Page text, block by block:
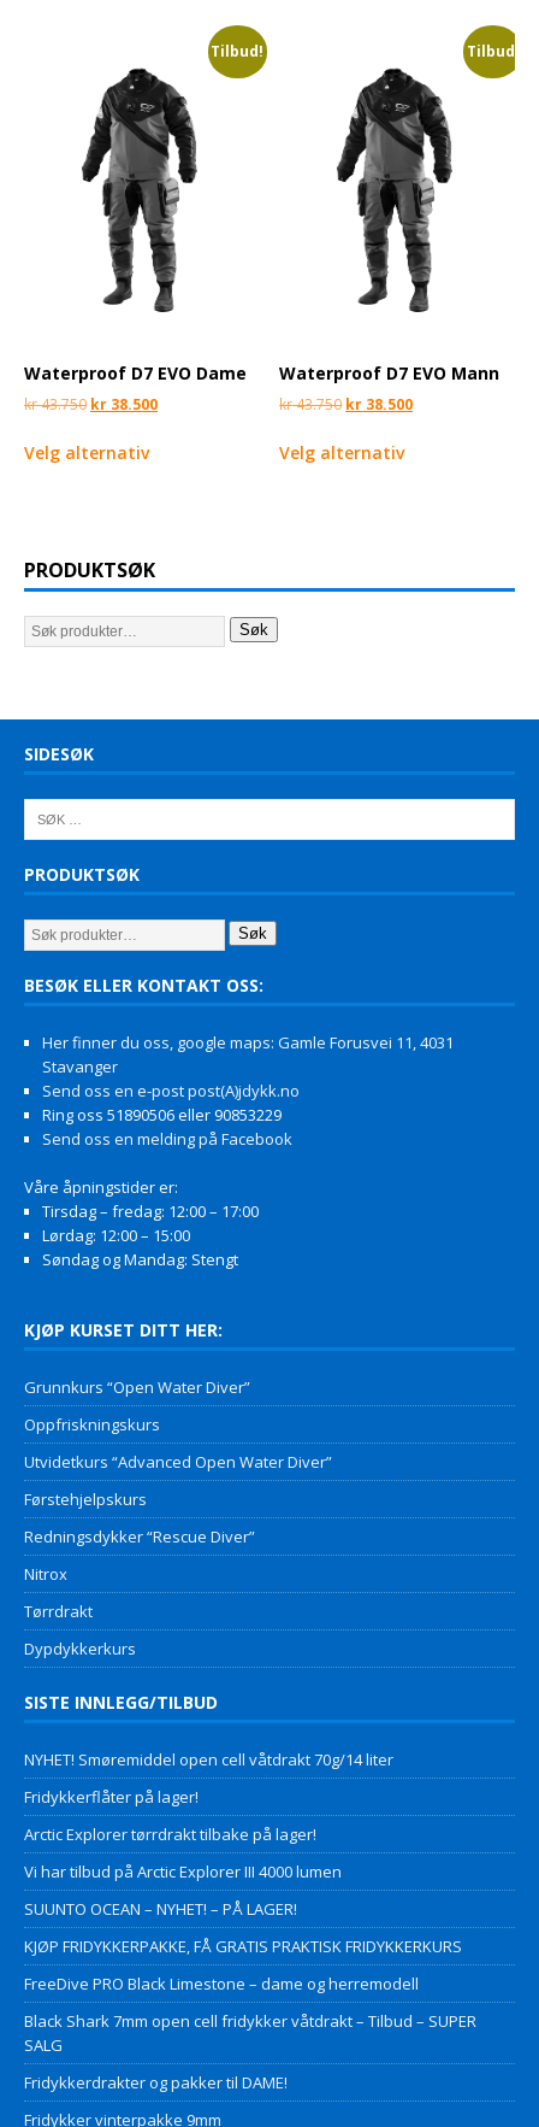
Tilbud!
Waterproof D7 EVO Dame
kr43.750 kr 38.500
Velg alternativ
Tilbud!
Waterproof D7 EVO Mann
kr43.750 kr 38.500
Velg alternativ
PRODUKTSØK
Søk
SIDESØK
PRODUKTSØK
Søk
BESØK ELLER KONTAKT OSS:
Her finner du oss, google maps: Gamle Forusvei 11, 4031
Stavanger
Send oss en e-post post(A)jdykk.no
Ring oss 51890506 eller 90853229
Send oss en melding på Facebook
Våre åpningstider er:
Tirsdag – fredag: 12:00 – 17:00
Lørdag: 12:00 – 15:00
Søndag og Mandag: Stengt
KJØP KURSET DITT HER:
Grunnkurs “Open Water Diver”
Oppfriskningskurs
Utvidetkurs “Advanced Open Water Diver”
Førstehjelpskurs
Redningsdykker “Rescue Diver”
Nitrox
Tørrdrakt
Dypdykkerkurs
SISTE INNLEGG/TILBUD
NYHET! Smøremiddel open cell våtdrakt 70g/14 liter
Fridykkerflåter på lager!
Arctic Explorer tørrdrakt tilbake på lager!
Vi har tilbud på Arctic Explorer III 4000 lumen
SUUNTO OCEAN – NYHET! – PÅ LAGER!
KJØP FRIDYKKERPAKKE, FÅ GRATIS PRAKTISK FRIDYKKERKURS
FreeDive PRO Black Limestone – dame og herremodell
Black Shark 7mm open cell fridykker våtdrakt – Tilbud – SUPER
SALG
Fridykkerdrakter og pakker til DAME!
Fridykker vinterpakke 9mm